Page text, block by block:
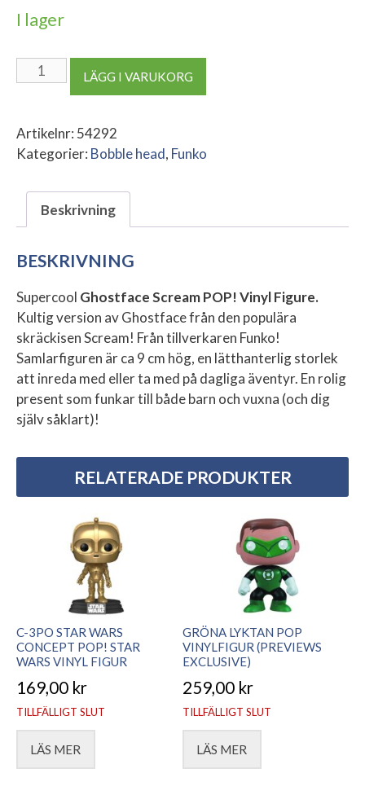
I lager
Ghostface
Scream
Vinyl
Figure
LÄGG I VARUKORG
Artikelnr: 54292
Kategorier: Bobble head, Funko
Beskrivning
BESKRIVNING
Supercool Ghostface Scream POP! Vinyl Figure.
Kultig version av Ghostface från den populära
skräckisen Scream! Från tillverkaren Funko!
Samlarfiguren är ca 9 cm hög, en lätthanterlig storlek
att inreda med eller ta med på dagliga äventyr. En rolig
present som funkar till både barn och vuxna (och dig
själv såklart)!
RELATERADE PRODUKTER
C-3PO STAR WARS
CONCEPT POP! STAR
WARS VINYL FIGUR
169,00 kr
TILLFÄLLIGT SLUT
LÄS MER
GRÖNA LYKTAN POP
VINYLFIGUR (PREVIEWS
EXCLUSIVE)
259,00 kr
TILLFÄLLIGT SLUT
LÄS MER